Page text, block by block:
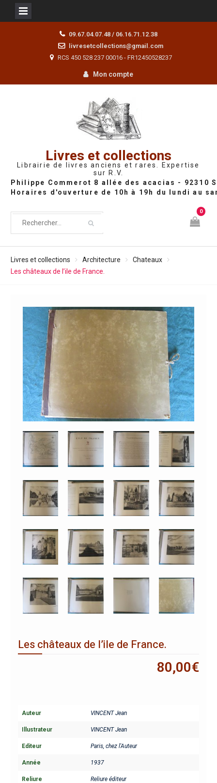
09.67.04.07.48 / 06.16.71.12.38
livresetcollections@gmail.com
RCS 450 528 237 00016 - FR12450528237
Mon compte
Livres et collections
Librairie de livres anciens et rares. Expertise
sur R.V.
0
Livres et collections Architecture
Chateaux
Les châteaux de l’ile de France.
Les châteaux de l’ile de France.
80,00€
Auteur VINCENT Jean
Illustrateur VINCENT Jean
Editeur Paris, chez l'Auteur
Année 1937
Reliure Reliure éditeur